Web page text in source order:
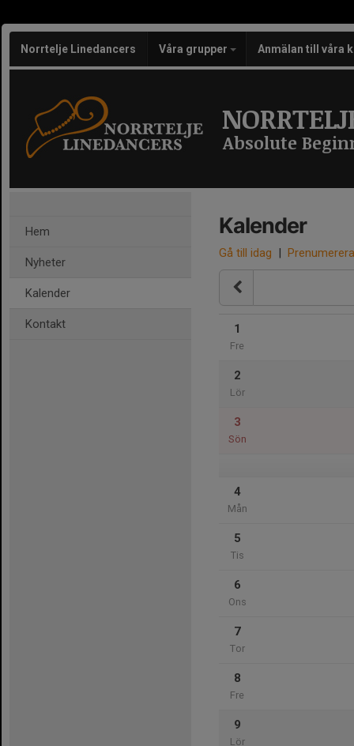
Norrtelje Linedancers Våra grupper Anmälan till våra
Absolute
Hem
Nyheter
Kalender
Kontakt
Kalender
Gå till idag | Prenumerera
1
Fre
2
Lör
3
Sön
4
Mån
5
Tis
6
Ons
7
Tor
8
Fre
9
Lör